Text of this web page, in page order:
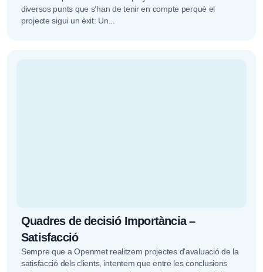
diversos punts que s’han de tenir en compte perquè el
projecte sigui un èxit: Un...
Quadres de decisió Importància –
Satisfacció
Sempre que a Openmet realitzem projectes d‘avaluació de la
satisfacció dels clients, intentem que entre les conclusions